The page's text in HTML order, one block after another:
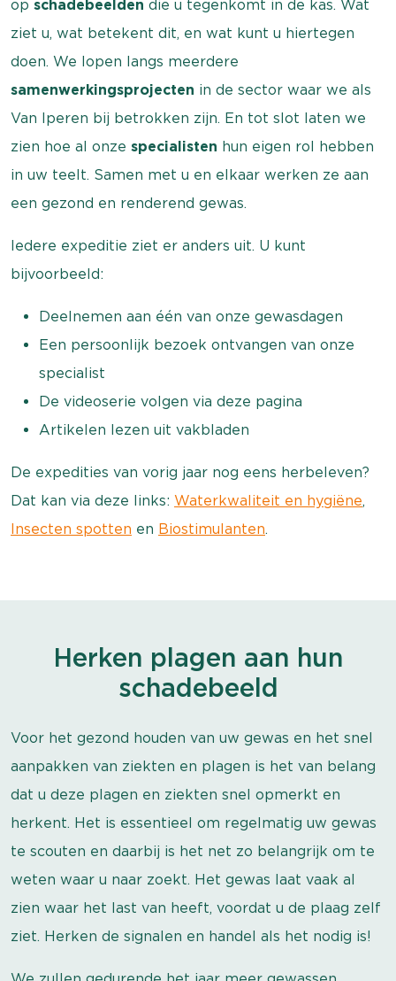
op schadebeelden die u tegenkomt in de kas. Wat
ziet u, wat betekent dit, en wat kunt u hiertegen
doen. We lopen langs meerdere
samenwerkingsprojecten in de sector waar we als
Van Iperen bij betrokken zijn. En tot slot laten we
zien hoe al onze specialisten hun eigen rol hebben
in uw teelt. Samen met u en elkaar werken ze aan
een gezond en renderend gewas.
Iedere expeditie ziet er anders uit. U kunt
bijvoorbeeld:
Deelnemen aan één van onze gewasdagen
Een persoonlijk bezoek ontvangen van onze
specialist
De videoserie volgen via deze pagina
Artikelen lezen uit vakbladen
De expedities van vorig jaar nog eens herbeleven?
Dat kan via deze links: Waterkwaliteit en hygiëne,
Insecten spotten en Biostimulanten.
Herken plagen aan hun
schadebeeld
Voor het gezond houden van uw gewas en het snel
aanpakken van ziekten en plagen is het van belang
dat u deze plagen en ziekten snel opmerkt en
herkent. Het is essentieel om regelmatig uw gewas
te scouten en daarbij is het net zo belangrijk om te
weten waar u naar zoekt. Het gewas laat vaak al
zien waar het last van heeft, voordat u de plaag zelf
ziet. Herken de signalen en handel als het nodig is!